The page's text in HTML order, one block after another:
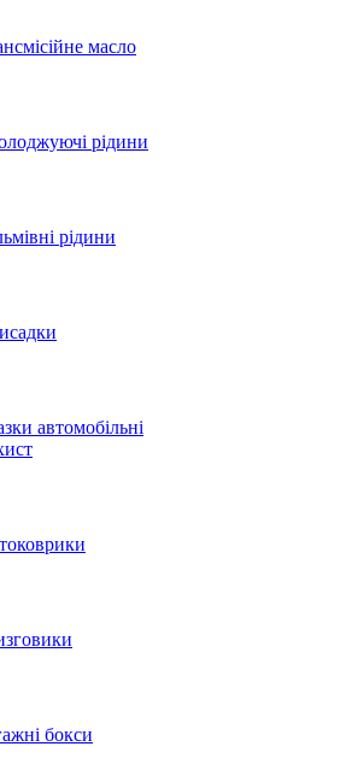
масло
рідини
рідини
автомобільні
бокси